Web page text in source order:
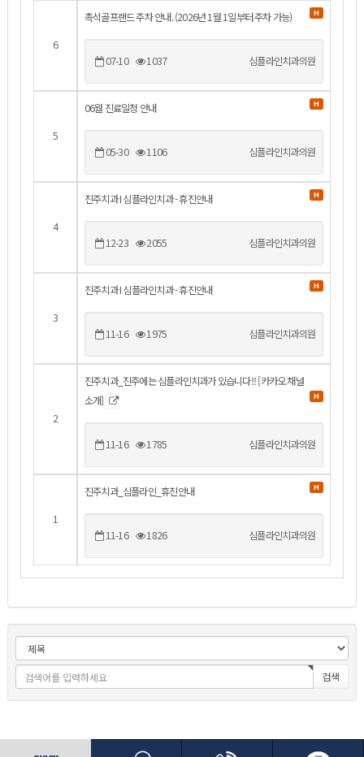
6
촉석골프랜드 주차 안내. (2026년 1월 1일부터 주차 가능) H
07-10 1037 심플라인치과의원
5
06월 진료일정 안내 H
05-30 1106 심플라인치과의원
4
진주치과 I 심플라인치과 - 휴진안내 H
12-23 2055 심플라인치과의원
3
진주치과 I 심플라인치과 - 휴진안내 H
11-16 1975 심플라인치과의원
2
진주치과_진주에는 심플라인치과가 있습니다!! [카카오 채널
소개]
H
11-16 1785 심플라인치과의원
1
진주치과_심플라인_휴진안내 H
11-16 1826 심플라인치과의원
검색